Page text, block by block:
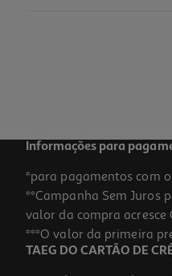
-30%
Informações para
*para pagamentos com
**Campanha Sem Juros
valor da compra acresce
***O valor da primeira
TAEG DO CARTÃO DE